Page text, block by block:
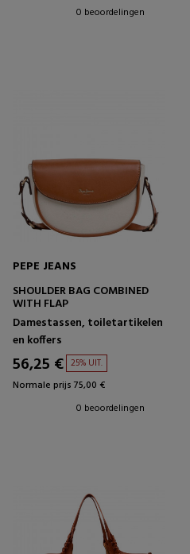
0 beoordelingen
PEPE JEANS
SHOULDER BAG COMBINED
WITH FLAP
Damestassen, toiletartikelen
en koffers
56,25 € 25% UIT.
Normale prijs 75,00 €
0 beoordelingen